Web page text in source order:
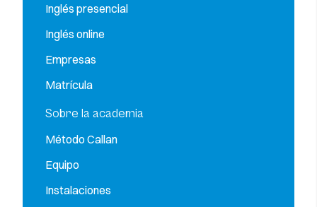
Inglés presencial
Inglés online
Empresas
Matrícula
Sobre la academia
Método Callan
Equipo
Instalaciones